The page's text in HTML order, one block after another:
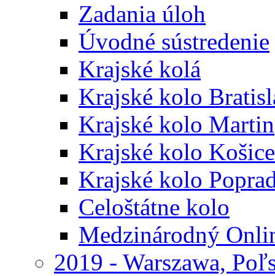
Zadania úloh
Úvodné sústredenie
Krajské kolá
Krajské kolo
Krajské kolo Martin
Krajské kolo Košice
Krajské kolo
Celoštátne kolo
Medzinárodný
2019 - Warszawa,